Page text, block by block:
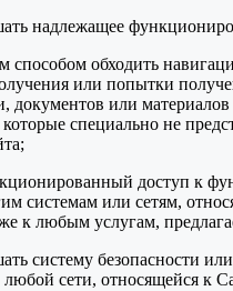
надлежащее
обходить
или попытки
документов или
специально не
доступ к
системам или сетям,
к любым услугам,
систему безопасности
сети, относящейся к